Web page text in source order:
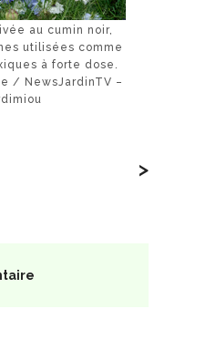
au cumin noir,
utilisées comme
à forte dose.
/ NewsJardinTV –
>